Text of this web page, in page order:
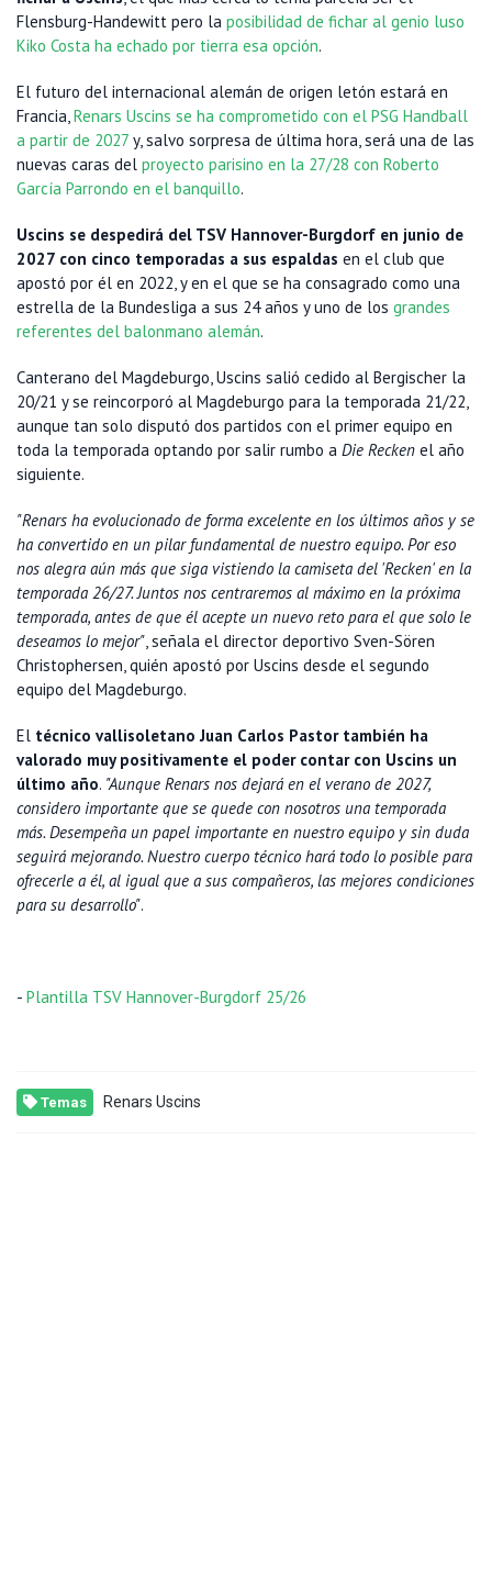
Flensburg-Handewitt pero la posibilidad de fichar al genio luso
Kiko Costa ha echado por tierra esa opción.
El futuro del internacional alemán de origen letón estará en
Francia,Renars Uscins se ha comprometido con el PSG Handball
a partir de 2027 y, salvo sorpresa de última hora, será una de las
nuevas caras del proyecto parisino en la 27/28 con Roberto
García Parrondo en el banquillo.
Uscins se despedirá del TSV Hannover-Burgdorf en junio de
2027 con cinco temporadas a sus espaldas en el club que
apostó por él en 2022, y en el que se ha consagrado como una
estrella de la Bundesliga a sus 24 años y uno de los grandes
referentes del balonmano alemán.
Canterano del Magdeburgo, Uscins salió cedido al Bergischer la
20/21 y se reincorporó al Magdeburgo para la temporada 21/22,
aunque tan solo disputó dos partidos con el primer equipo en
toda la temporada optando por salir rumbo a Die Recken el año
siguiente.
"Renars ha evolucionado de forma excelente en los últimos años y se
ha convertido en un pilar fundamental de nuestro equipo. Por eso
nos alegra aún más que siga vistiendo la camiseta del 'Recken' en la
temporada 26/27. Juntos nos centraremos al máximo en la próxima
temporada, antes de que él acepte un nuevo reto para el que solo le
deseamos lo mejor", señala el director deportivo Sven-Sören
Christophersen, quién apostó por Uscins desde el segundo
equipo del Magdeburgo.
El técnico vallisoletano Juan Carlos Pastor también ha
valorado muy positivamente el poder contar con Uscins un
último año. "Aunque Renars nos dejará en el verano de 2027,
considero importante que se quede con nosotros una temporada
más. Desempeña un papel importante en nuestro equipo y sin duda
seguirá mejorando. Nuestro cuerpo técnico hará todo lo posible para
ofrecerle a él, al igual que a sus compañeros, las mejores condiciones
para su desarrollo".
- Plantilla TSV Hannover-Burgdorf 25/26
Temas Renars Uscins